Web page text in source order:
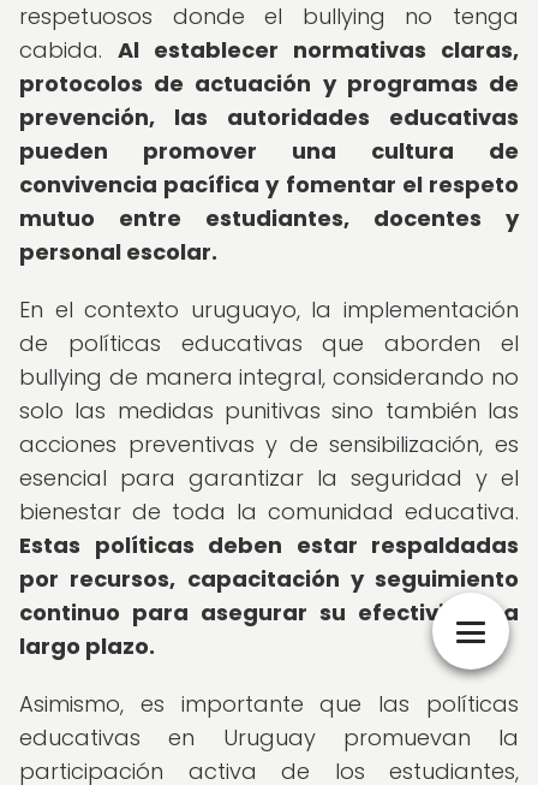
respetuosos donde el bullying no tenga
cabida. Al establecer normativas claras,
protocolos de actuación y programas de
prevención, las autoridades educativas
pueden promover una cultura de
convivencia pacífica y fomentar el respeto
mutuo entre estudiantes, docentes y
personal escolar.
En el contexto uruguayo, la implementación
de políticas educativas que aborden el
bullying de manera integral, considerando no
solo las medidas punitivas sino también las
acciones preventivas y de sensibilización, es
esencial para garantizar la seguridad y el
bienestar de toda la comunidad educativa.
Estas políticas deben estar respaldadas
por recursos, capacitación y seguimiento
continuo para asegurar su efectividad a
largo plazo.
Asimismo, es importante que las políticas
educativas en Uruguay promuevan la
participación activa de los estudiantes,